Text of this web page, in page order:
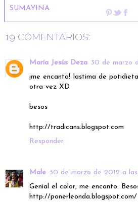
SUMAYINA
19 COMENTARIOS:
María Jesús Deza 30 de marzo
¡me encanta! lastima de
otra vez XD
besos
http://tradicans.blogspot.com
Responder
Male 30 de marzo de 2012 a las
Genial el color, me encanto.
http://ponerleonda.blogspot.com/